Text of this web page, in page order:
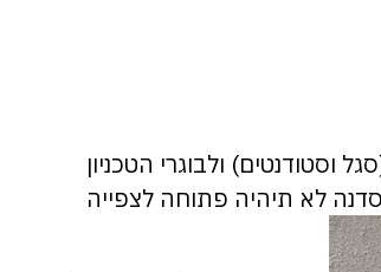
ולבוגרי הטכניון
לא תיהיה פתוחה לצפייה